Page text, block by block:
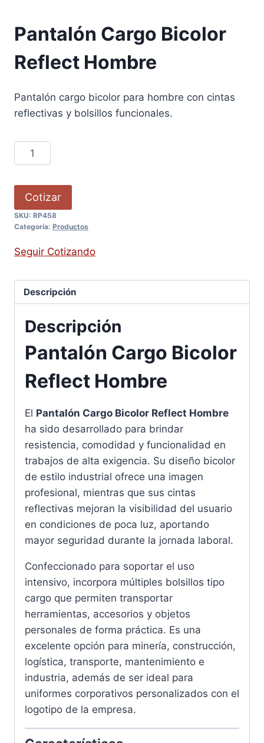
Pantalón Cargo Bicolor
Reflect Hombre
Pantalón cargo bicolor para hombre con cintas
reflectivas y bolsillos funcionales.
Cotizar
SKU: RP458
Categoría: Productos
Seguir Cotizando
Descripción
Descripción
Pantalón Cargo Bicolor
Reflect Hombre
El Pantalón Cargo Bicolor Reflect Hombre
ha sido desarrollado para brindar
resistencia, comodidad y funcionalidad en
trabajos de alta exigencia. Su diseño bicolor
de estilo industrial ofrece una imagen
profesional, mientras que sus cintas
reflectivas mejoran la visibilidad del usuario
en condiciones de poca luz, aportando
mayor seguridad durante la jornada laboral.
Confeccionado para soportar el uso
intensivo, incorpora múltiples bolsillos tipo
cargo que permiten transportar
herramientas, accesorios y objetos
personales de forma práctica. Es una
excelente opción para minería, construcción,
logística, transporte, mantenimiento e
industria, además de ser ideal para
uniformes corporativos personalizados con el
logotipo de la empresa.